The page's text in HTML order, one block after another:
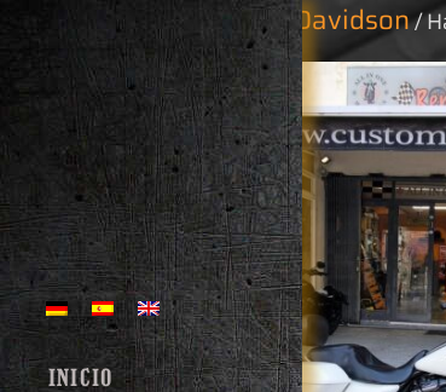
INICIO
Inicio Harley Davidson/